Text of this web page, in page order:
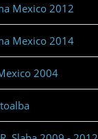
Mexico 2012
Mexico 2014
2004